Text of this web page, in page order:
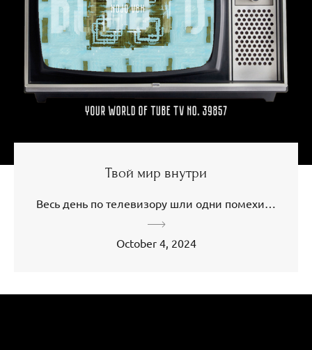
Твой мир внутри
Весь день по телевизору шли одни помехи…
October 4, 2024